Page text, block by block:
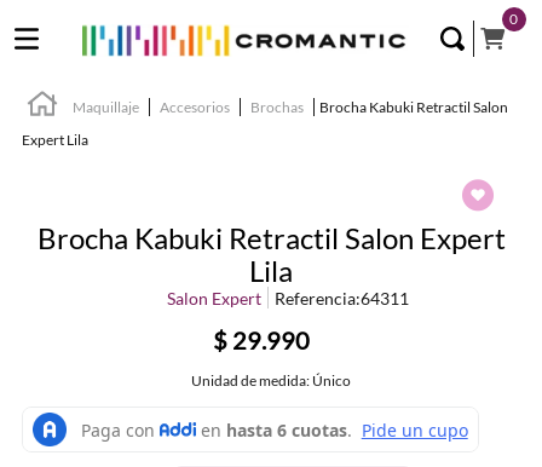
0
Maquillaje Accesorios Brochas
Brocha Kabuki Retractil Salon
Expert Lila
Brocha Kabuki Retractil Salon Expert
Lila
Salon Expert Referencia:64311
$ 29.990
Unidad de medida: Único